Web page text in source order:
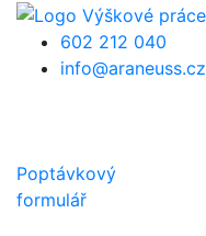
Přejít k hlavnímu obsahu
602 212 040
info@araneuss.cz
Poptávkový
formulář